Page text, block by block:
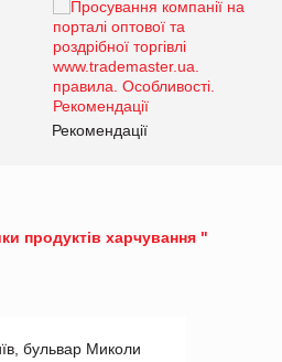
Рекомендації
продуктів харчування "
бульвар Миколи